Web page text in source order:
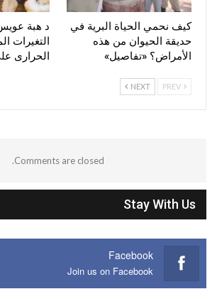
كيف نحمي الحياة البرية في
حديقة الحيوان من هذه
الأمراض؟ «تفاصيل»
د هبة
التغيرات
الحرارى
NEXT
Comments are closed.
Stay With Us
Facebook
Join us on Facebook